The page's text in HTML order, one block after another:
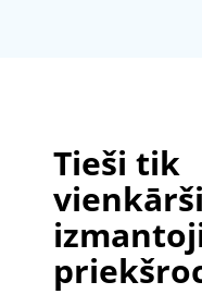
Tieši tik